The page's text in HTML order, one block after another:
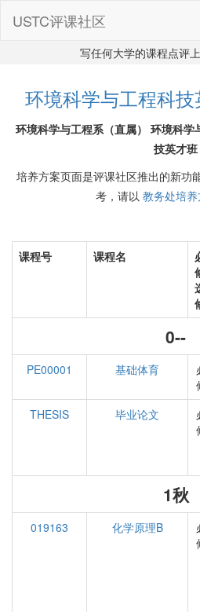
USTC评课社区
写任何大学的课程点评上
环境科学与工程科
环境科学与工程系（直属） 环境科
技英才班
培养方案页面是评课社区推出的新功
考，请以 教务处培养
课程号 课程名
0--
PE00001 基础体育
THESIS
毕业论文
1秋
019163 化学原理B